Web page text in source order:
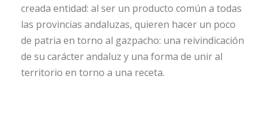
creada entidad: al ser un producto común a todas
las provincias andaluzas, quieren hacer un poco
de patria en torno al gazpacho: una reivindicación
de su carácter andaluz y una forma de unir al
territorio en torno a una receta.